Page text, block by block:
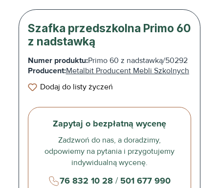
Szafka przedszkolna Primo 60
z nadstawką
Numer produktu:Primo 60 z nadstawką/50292
Producent:Metalbit Producent Mebli Szkolnych
Dodaj do listy życzeń
Zapytaj o bezpłatną wycenę
Zadzwoń do nas, a doradzimy,
odpowiemy na pytania i przygotujemy
indywidualną wycenę.
76 832 10 28/ 501 677 990